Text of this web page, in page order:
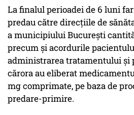
La finalul perioadei de 6 luni
predau către direcțiile de
a municipiului București
precum și acordurile
administrarea tratamentului și
cărora au eliberat
mg comprimate, pe baza de
predare-primire.